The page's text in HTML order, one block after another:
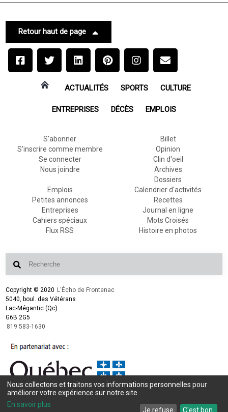
Retour haut de page
ACTUALITÉS SPORTS CULTURE
ENTREPRISES DÉCÈS EMPLOIS
S'abonner
S'inscrire comme membre
Se connecter
Nous joindre
Billet
Opinion
Clin d'oeil
Archives
Dossiers
Emplois
Petites annonces
Entreprises
Cahiers spéciaux
Flux RSS
Calendrier d'activités
Recettes
Journal en ligne
Mots Croisés
Histoire en photos
Copyright © 2020 L'Écho de Frontenac
5040, boul. des Vétérans
Lac-Mégantic (Qc)
G6B 2G5
819 583-1630
Conception et design :L'Écho de Frontenac
Intégration et programmation :
Nous collectons et traitons vos informations personnelles pour
améliorer votre expérience sur notre site.
En savoir plus
Je refuse C'est bon.